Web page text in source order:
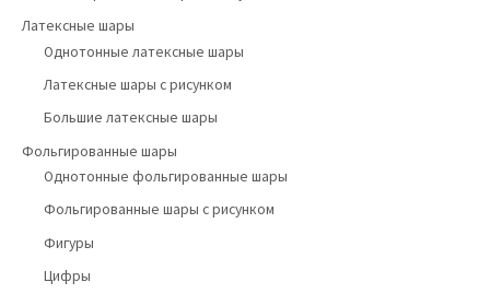
Латексные шары
Однотонные латексные шары
Латексные шары с рисунком
Большие латексные шары
Фольгированные шары
Однотонные фольгированные шары
Фольгированные шары с рисунком
Фигуры
Цифры